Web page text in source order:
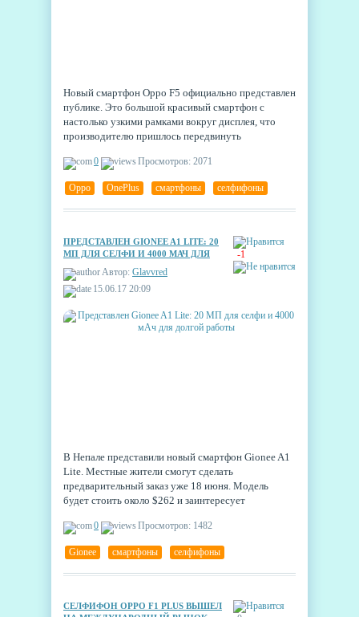
Новый смартфон Oppo F5 официально представлен
публике. Это большой красивый смартфон с
настолько узкими рамками вокруг дисплея, что
производителю пришлось передвинуть
устройства.
0 Просмотров: 2071
Oppo OnePlus смартфоны селфифоны
-1
ПРЕДСТАВЛЕН GIONEE A1 LITE: 20
МП ДЛЯ СЕЛФИ И 4000 МАЧ ДЛЯ
Автор: Glavvred
15.06.17 20:09
В Непале представили новый смартфон Gionee A1
Lite. Местные жители смогут сделать
предварительный заказ уже 18 июня. Модель
будет стоить около $262 и заинтересует
0 Просмотров: 1482
Gionee смартфоны селфифоны
СЕЛФИФОН OPPO F1 PLUS ВЫШЕЛ